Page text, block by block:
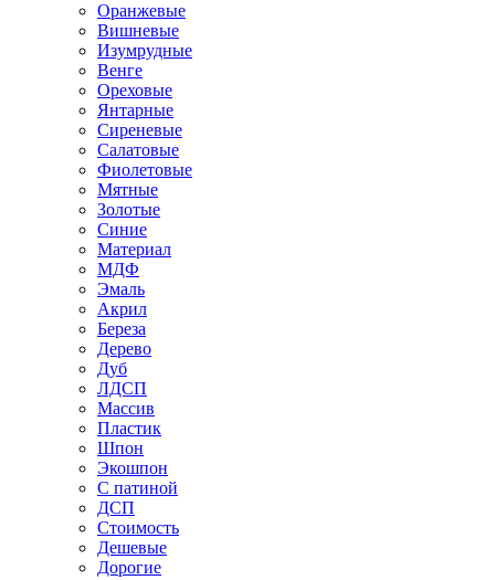
Оранжевые
Вишневые
Изумрудные
Венге
Ореховые
Янтарные
Сиреневые
Салатовые
Фиолетовые
Мятные
Золотые
Синие
Материал
МДФ
Эмаль
Акрил
Береза
Дерево
Дуб
ЛДСП
Массив
Пластик
Шпон
Экошпон
С патиной
ДСП
Стоимость
Дешевые
Дорогие